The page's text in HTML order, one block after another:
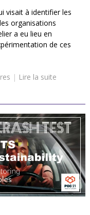
visait à identifier les
organisations
a eu lieu en
de ces
| Lire la suite